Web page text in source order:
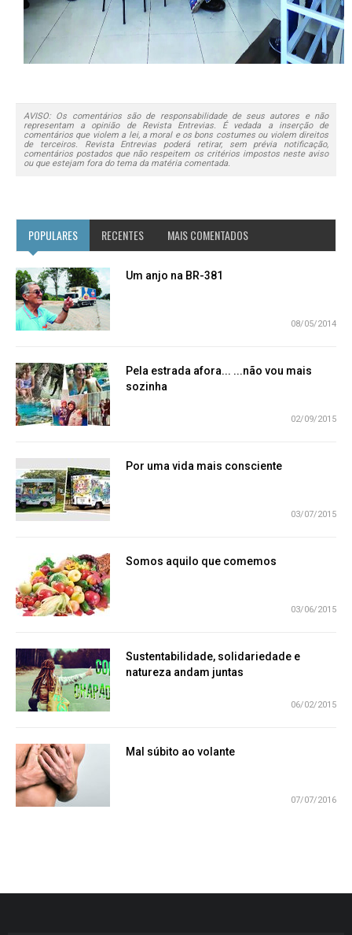
AVISO: Os comentários são de responsabilidade de seus autores e não
representam a opinião de Revista Entrevias. É vedada a inserção de
comentários que violem a lei, a moral e os bons costumes ou violem direitos
de terceiros. Revista Entrevias poderá retirar, sem prévia notificação,
comentários postados que não respeitem os critérios impostos neste aviso
ou que estejam fora do tema da matéria comentada.
POPULARES RECENTES MAIS COMENTADOS
Um anjo na BR-381
08/05/2014
Pela estrada afora... ...não vou mais
sozinha
02/09/2015
Por uma vida mais consciente
03/07/2015
Somos aquilo que comemos
03/06/2015
Sustentabilidade, solidariedade e
natureza andam juntas
06/02/2015
Mal súbito ao volante
07/07/2016